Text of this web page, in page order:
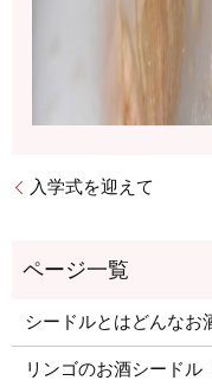
入学式を迎えて
シードルとはどんなお
リンゴのお酒シードル